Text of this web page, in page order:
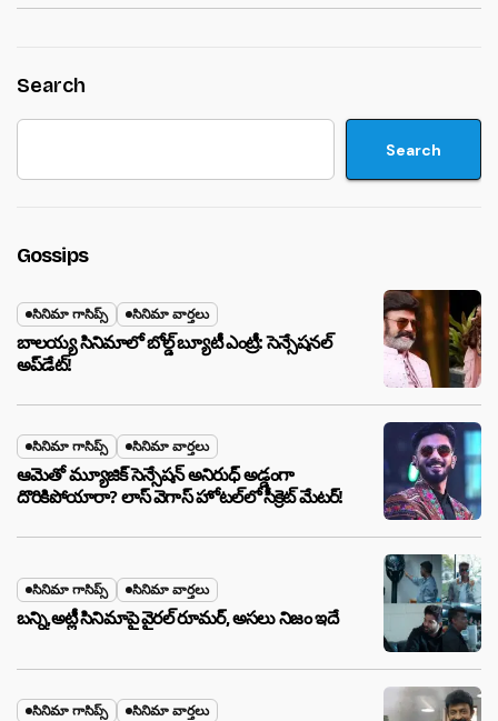
Search
Search
Gossips
సినిమా గాసిప్స్ సినిమా వార్తలు
బాలయ్య సినిమాలో బోల్డ్ బ్యూటీ ఎంట్రీ: సెన్సేషనల్
అప్‌డేట్!
సినిమా గాసిప్స్ సినిమా వార్తలు
ఆమెతో మ్యూజిక్ సెన్సేషన్ అనిరుధ్ అడ్డంగా
దొరికిపోయారా? లాస్ వెగాస్ హోటల్‌లో సీక్రెట్ మేటర్!
సినిమా గాసిప్స్ సినిమా వార్తలు
బన్ని,అట్లీ సినిమాపై వైరల్ రూమర్, అసలు నిజం ఇదే
సినిమా గాసిప్స్ సినిమా వార్తలు